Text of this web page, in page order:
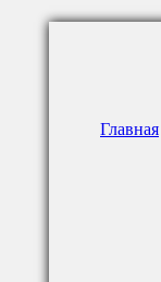
Главная